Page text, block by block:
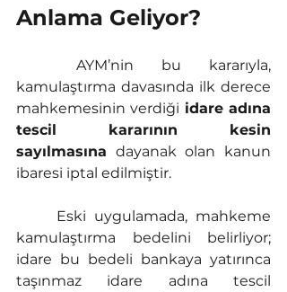
Anlama Geliyor?
kamulaştırma davasında ilk derece
mahkemesinin verdiği idare adına
tescil kararının kesin
sayılmasına dayanak olan kanun
ibaresi iptal edilmiştir.
kamulaştırma bedelini belirliyor;
idare bu bedeli bankaya yatırınca
taşınmaz idare adına tescil